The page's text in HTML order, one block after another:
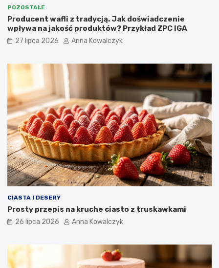
POZOSTAŁE
Producent wafli z tradycją. Jak doświadczenie
wpływa na jakość produktów? Przykład ZPC IGA
27 lipca 2026 Anna Kowalczyk
CIASTA I DESERY
Prosty przepis na kruche ciasto z truskawkami
26 lipca 2026 Anna Kowalczyk